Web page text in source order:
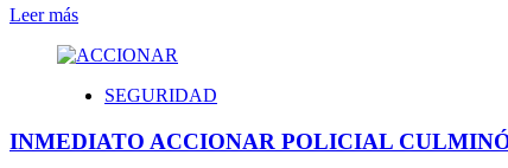
EN
Leer másLeer
sobre
BALOR
LA
SEGURIDAD
INMEDIATO ACCIONAR POLICIAL